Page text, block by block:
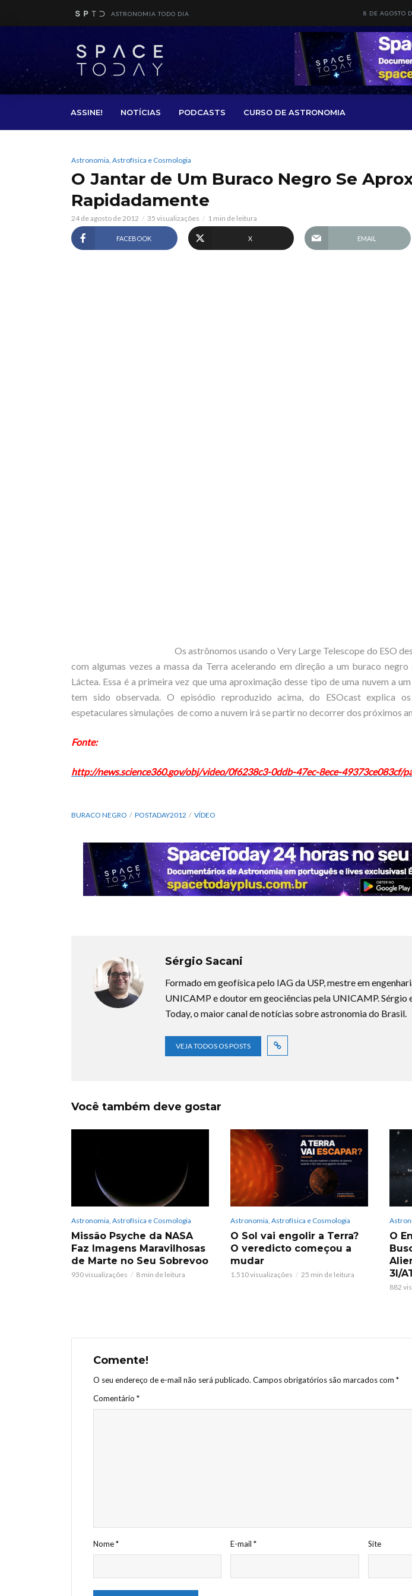
ASTRONOMIA TODO DIA 8 DE AGOSTO
ASSINE! NOTÍCIAS PODCASTS CURSO DE ASTRONOMIA
Astronomia, Astrofísica e Cosmologia
O Jantar de Um Buraco Negro Se
Rapidadamente
24 de agosto de 2012 35 visualizações 1 min de leitura
FACEBOOK X EMAIL
Os astrônomos usando o Very Large Telescope do ESO
com algumas vezes a massa da Terra acelerando em direção a um buraco
Láctea. Essa é a primeira vez que uma aproximação desse tipo de uma nuvem a
tem sido observada. O episódio reproduzido acima, do ESOcast explica
espetaculares simulações de como a nuvem irá se partir no decorrer dos próximos
Fonte:
http://news.science360.gov/obj/video/0f6238c3-0ddb-47ec-8ece-49373ce083cf/
BURACO NEGRO POSTADAY2012 VÍDEO
Sérgio Sacani
Formado em geofísica pelo IAG da USP, mestre em
UNICAMP e doutor em geociências pela UNICAMP. Sérgio
Today, o maior canal de notícias sobre astronomia do Brasil.
VEJA TODOS OS POSTS
Você também deve gostar
Astronomia, Astrofísica e Cosmologia
Missão Psyche da NASA
Faz Imagens Maravilhosas
de Marte no Seu Sobrevoo
930 visualizações 8 min de leitura
Astronomia, Astrofísica e Cosmologia
O Sol vai engolir a Terra?
O veredicto começou a
mudar
1.510 visualizações 25 min de leitura
O
3I/
882
Comente!
O seu endereço de e-mail não será publicado. Campos obrigatórios são marcados com *
Comentário *
Nome* E-mail* Site